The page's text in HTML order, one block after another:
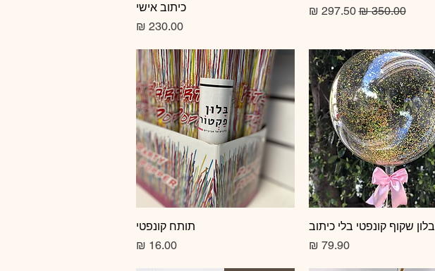
מחיר רגיל‏350.00 ‏₪ מחיר מבצע‏297.50 ‏₪
כיתוב אישי
מחיר
תצוגה מהירה
בלון שקוף קונפטי בלי כיתוב
מחיר‏79.90 ‏₪
תצוגה מהירהתותח קונפטי
מחיר